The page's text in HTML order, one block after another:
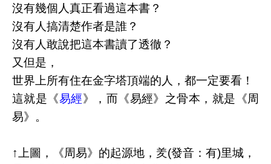
沒有幾個人真正看過這本書？
沒有人搞清楚作者是誰？
沒有人敢說把這本書讀了透徹？
又但是，
世界上所有住在金字塔頂端的人，都一定要看！
這就是《易經》，而 《易經》
之骨本，就是《周
易》。
↑上圖， 《周易》 的起源地，羑(發音：有)里城，